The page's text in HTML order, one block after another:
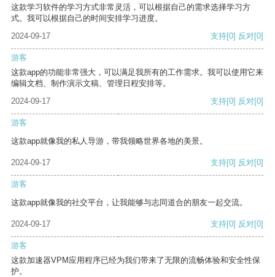
这款学习软件的学习方式非常灵活，可以根据自己的需求选择学习方
式。我可以根据自己的时间安排学习进度。
2024-09-17
支持[0] 反对[0]
游客
这款app的功能非常强大，可以满足我所有的工作需求。我可以使用它来
编辑文档、制作演示文稿、管理日程安排等。
2024-09-17
支持[0] 反对[0]
游客
这款app就像我的私人导游，带我领略世界各地的美景。
2024-09-17 支持[0] 反对[0]
游客
这款app就像我的社交平台，让我能够与志同道合的朋友一起交流。
2024-09-17 支持[0] 反对[0]
游客
这款加速器VPM应用程序已经为我们带来了无限的流畅体验和安全性保
护。